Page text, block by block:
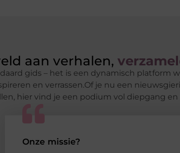
aan verhalen,
gids – het is een dynamisch platform
en verrassen.Of je nu een
hier vind je een podium vol diepgang en
Onze missie?